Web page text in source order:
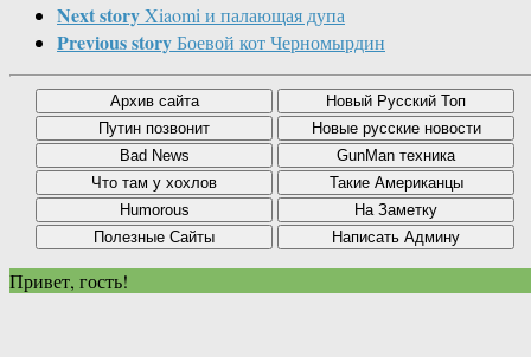
Next storyXiaomi и палающая дупа
Previous storyБоевой кот Черномырдин
Привет, гость!